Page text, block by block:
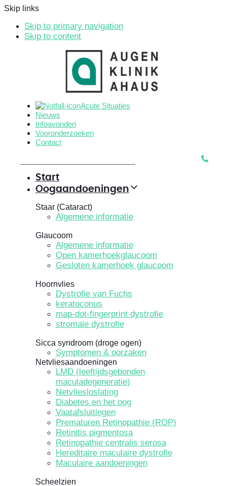
Skip links
Skip to primary navigation
Skip to content
Acute Situaties
Nieuws
Infoavonden
Vooronderzoeken
Contact
Start
Oogaandoeningen
Staar (Cataract)
Algemene informatie
Glaucoom
Algemene informatie
Open kamerhoekglaucoom
Gesloten kamerhoek glaucoom
Hoornvlies
Dystrofie van Fuchs
keratoconus
map-dot-fingerprint dystrofie
stromale dystrofie
Sicca syndroom (droge ogen)
Symptomen & oorzaken
Netvliesaandoeningen
LMD (leeftijdsgebonden
maculadegeneratie)
Netvliesloslating
Diabetes en het oog
Vaatafsluitingen
Prematuren Retinopathie (ROP)
Retinitis pigmentosa
Retinopathie centralis serosa
Hereditaire maculaire dystrofie
Maculaire aandoeningen
Scheelzien